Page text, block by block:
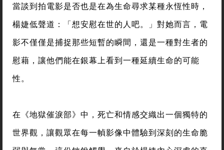
當談到拍電影是否也是在為生命尋求某種永恆性時，
楊婕低聲道：「想安慰在世的人吧。」對她而言，電
影不僅僅是捕捉那些短暫的瞬間，還是一種對生者的
慰藉，讓他們能在銀幕上看到一種延續生命的可能
性。
在《地獄催淚部》中，死亡和情感交織出一個獨特的
世界觀，讓觀眾在每一幀影像中體驗到深刻的生命脆